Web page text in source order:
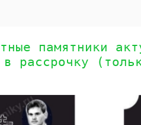
памятники
в рассрочку